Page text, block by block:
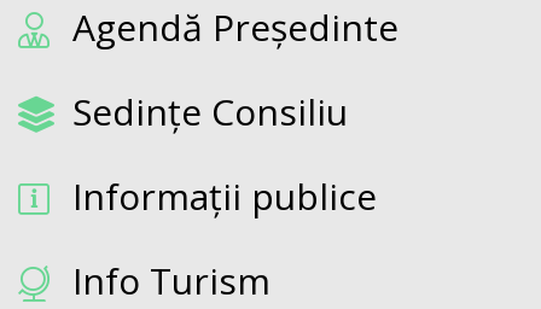
Agendă Președinte
Sedințe Consiliu
Informații publice
Info Turism